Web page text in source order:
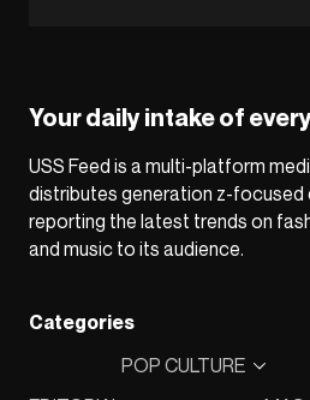
Your daily intake of
USS Feed is a multi-platform
distributes generation z-focused
reporting the latest trends on
and music to its audience.
Categories
POP CULTURE